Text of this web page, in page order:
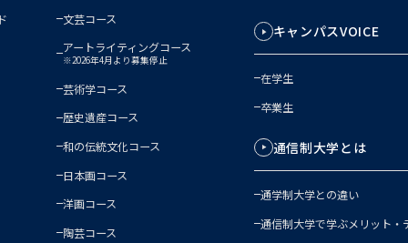
文芸コース
アートライティングコース
※2026年4月より募集停止
芸術学コース
歴史遺産コース
和の伝統文化コース
日本画コース
洋画コース
陶芸コース
キャンパスVOICE
在学生
卒業生
通信制大学とは
通学制大学との違い
通信制大学で学ぶメリット・